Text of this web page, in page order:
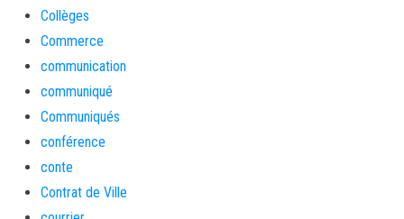
Collèges
Commerce
communication
communiqué
Communiqués
conférence
conte
Contrat de Ville